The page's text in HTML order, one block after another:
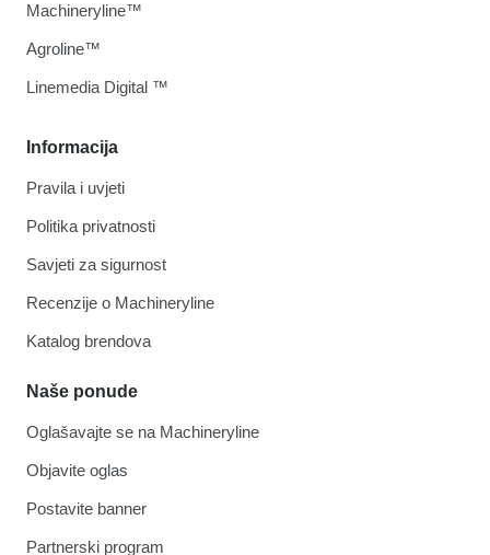
Informacija
Pravila i uvjeti
Politika privatnosti
Savjeti za sigurnost
Recenzije o Machineryline
Katalog brendova
Naše ponude
Oglašavajte se na Machineryline
Objavite oglas
Postavite banner
Partnerski program
Machineryline™
Agroline™
Linemedia Digital ™